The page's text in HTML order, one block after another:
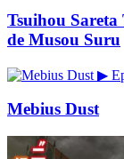
Tsuihou
de Musou Suru
▶
Mebius Dust